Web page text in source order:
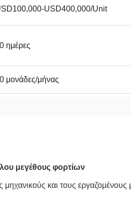
USD400,000/Unit
ημέρες
μονάδες/μήνας
μεγέθους φορτίων
μηχανικούς και τους εργαζομένους